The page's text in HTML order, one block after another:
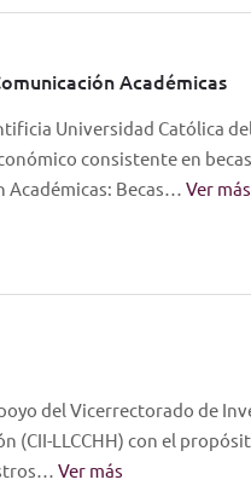
Académicas
Universidad Católica
consistente en
Académicas: Becas… Ver más
del Vicerrectorado de
(CII-LLCCHH) con el
Ver más